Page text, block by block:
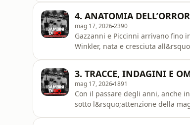
dell&rsquo;organizza
4. ANATOMIA
mag 17, 20262390
Gazzanni e Piccinni arrivano fino
Winkler, nata e cresciuta
vicenda: a un certo pun
3. TRACCE, INDAGINI E
mag 17, 2026 1891
Con il passare degli anni, anche
sotto l&rsquo;attenzione della